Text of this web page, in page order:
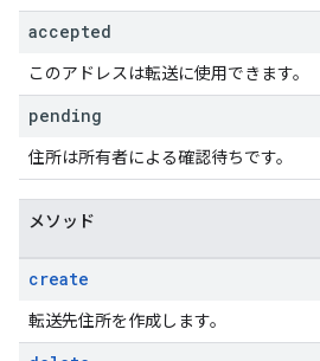
accepted
このアドレスは転送に使用できます。
pending
住所は所有者による確認待ちです。
メソッド
create
転送先住所を作成します。